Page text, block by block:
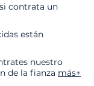
contrata un
están
nuestro
de la fianza más+